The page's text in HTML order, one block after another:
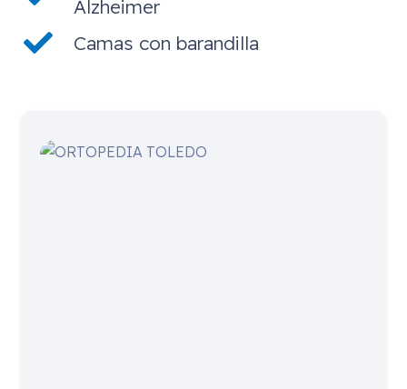
Alzheimer
Camas con barandilla